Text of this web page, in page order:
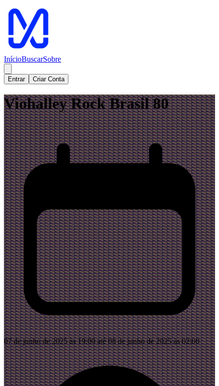
InícioBuscarSobre
Entrar Criar Conta
Viohalley Rock Brasil 80
07 de junho de 2025 às 19:00 até 08 de junho de 2025 às 02:00